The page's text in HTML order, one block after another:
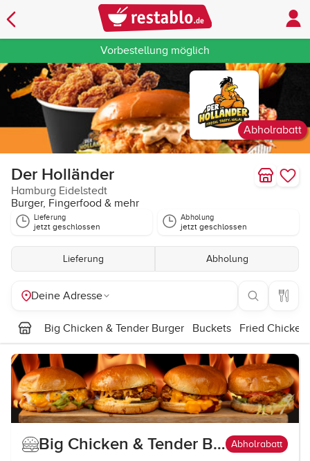
Vorbestellung möglich
Abholrabatt
Der Holländer
Hamburg Eidelstedt
Burger, Fingerfood & mehr
Lieferung
jetzt geschlossen
Abholung
jetzt geschlossen
Lieferung Abholung
Deine Adresse
Big Chicken & Tender Burger Buckets Fried Chicken
Big Chicken & Tender Burger Abholrabatt